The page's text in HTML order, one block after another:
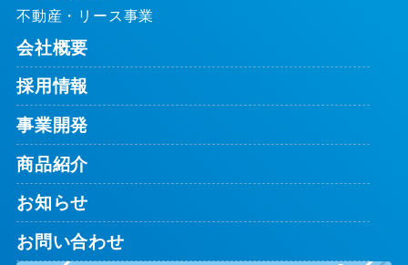
不動産・リース事業
会社概要
採用情報
事業開発
商品紹介
お知らせ
お問い合わせ